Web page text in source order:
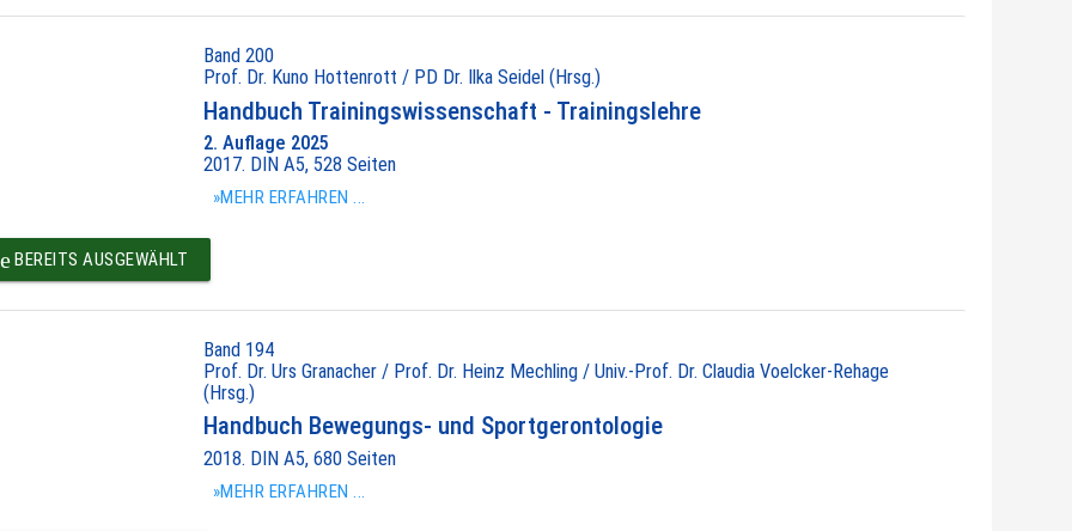
Band 200
Prof. Dr. Kuno Hottenrott / PD Dr. Ilka Seidel (Hrsg.)
Handbuch Trainingswissenschaft - Trainingslehre
2. Auflage 2025
2017. DIN A5, 528 Seiten
»MEHR ERFAHREN ...
BEREITS AUSGEWÄHLT
Band 194
Prof. Dr. Urs Granacher / Prof. Dr. Heinz Mechling / Univ.-Prof. Dr. Claudia Voelcker-Rehage
(Hrsg.)
Handbuch Bewegungs- und Sportgerontologie
2018. DIN A5, 680 Seiten
»MEHR ERFAHREN ...